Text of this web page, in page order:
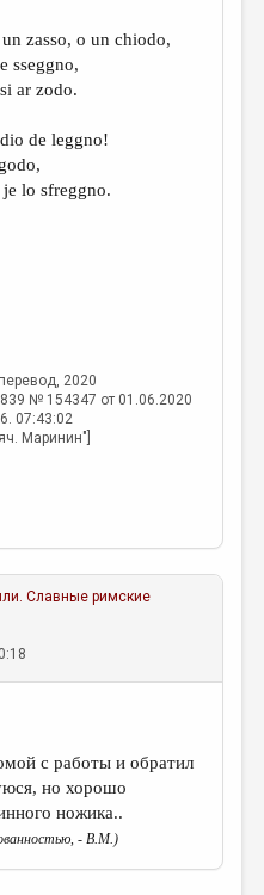
zasso, o un chiodo,
sseggno,
ar zodo.
de leggno!
lo sfreggno.
2020
№ 154347 от 01.06.2020
07:43:02
Маринин"]
Славные римские
с работы и обратил
но хорошо
ножика..
- В.М.)